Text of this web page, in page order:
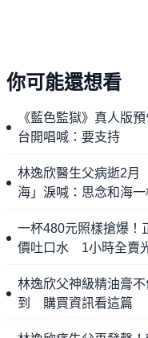
你可能還想看
《藍色監獄》真人版
台開唱喊：要支持
林逸欣醫生父病逝2
海」淚喊：思念和海
一杯480元照樣搶爆！
價吐口水 1小時全賣
林逸欣父神級精油膏
到 購買資訊看這篇